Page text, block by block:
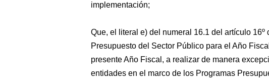
implementación;
Que, el literal e) del numeral 16.1 del artículo 16º
Presupuesto del Sector Público para el Año
presente Año Fiscal, a realizar de manera
entidades en el marco de los Programas